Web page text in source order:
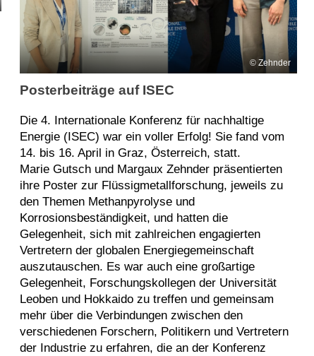
Zehnder
Posterbeiträge auf ISEC
Die 4. Internationale Konferenz für nachhaltige
Energie (ISEC) war ein voller Erfolg! Sie fand vom
14. bis 16. April in Graz, Österreich, statt.
Marie Gutsch und Margaux Zehnder präsentierten
ihre Poster zur Flüssigmetallforschung, jeweils zu
den Themen Methanpyrolyse und
Korrosionsbeständigkeit, und hatten die
Gelegenheit, sich mit zahlreichen engagierten
Vertretern der globalen Energiegemeinschaft
auszutauschen. Es war auch eine großartige
Gelegenheit, Forschungskollegen der Universität
Leoben und Hokkaido zu treffen und gemeinsam
mehr über die Verbindungen zwischen den
verschiedenen Forschern, Politikern und Vertretern
der Industrie zu erfahren, die an der Konferenz